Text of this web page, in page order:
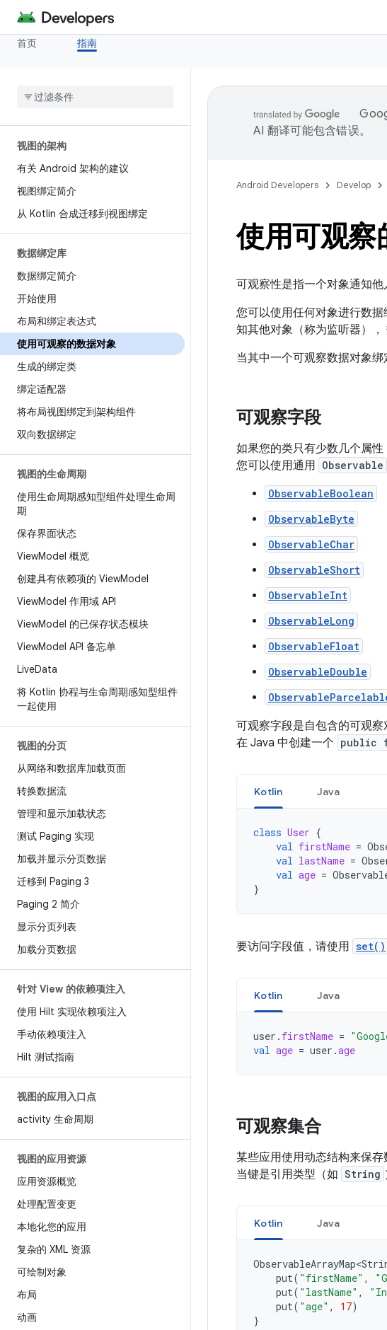
首页 指南
视图的架构
有关 Android 架构的建议
视图绑定简介
从 Kotlin 合成迁移到视图绑定
数据绑定库
数据绑定简介
开始使用
布局和绑定表达式
使用可观察的数据对象
生成的绑定类
绑定适配器
将布局视图绑定到架构组件
双向数据绑定
视图的生命周期
使用生命周期感知型组件处理生命周
期
保存界面状态
ViewModel 概览
创建具有依赖项的 ViewModel
ViewModel 作用域 API
ViewModel 的已保存状态模块
ViewModel API 备忘单
LiveData
将 Kotlin 协程与生命周期感知型组件
一起使用
视图的分页
从网络和数据库加载页面
转换数据流
管理和显示加载状态
测试 Paging 实现
加载并显示分页数据
迁移到 Paging 3
Paging 2 简介
显示分页列表
加载分页数据
针对 View 的依赖项注入
使用 Hilt 实现依赖项注入
手动依赖项注入
Hilt 测试指南
视图的应用入口点
activity 生命周期
视图的应用资源
应用资源概览
处理配置变更
本地化您的应用
复杂的 XML 资源
可绘制对象
布局
动画
AI 翻译可能包含错误。
Android Developers Develop
使用可观察
可观察性是指一个对象通知他
您可以使用任何对象进行数
知其他对象（称为监听器）
当其中一个可观察数据对象
可观察字段
如果您的类只有少数几个属
您可以使用通用 Observable
ObservableBoolean
ObservableByte
ObservableChar
ObservableShort
ObservableInt
ObservableLong
ObservableFloat
ObservableDouble
可观察字段是自包含的可观
在 Java 中创建一个 public
Kotlin Java
class User {
val firstName =
val lastName =
val age =
}
要访问字段值，请使用 set()
Kotlin Java
user . firstName =
val age = user .age
可观察集合
某些应用使用动态结构来保
当键是引用类型（如 String
Kotlin Java
put( "firstName" ,
put( "lastName" ,
put( "age" , 17)
}